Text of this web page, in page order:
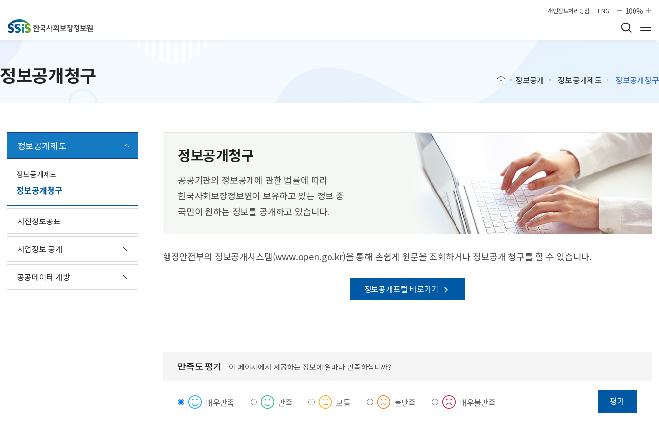
개인정보처리방침 ENG 100%
정보공개청구 정보공개 정보공개제도 정보공개청구
정보공개제도
정보공개제도
정보공개청구
사전정보공표
사업정보 공개
공공데이터 개방
정보공개청구
공공기관의 정보공개에 관한 법률에 따라
한국사회보장정보원이 보유하고 있는 정보 중
국민이 원하는 정보를 공개하고 있습니다.
행정안전부의 정보공개시스템(www.open.go.kr)을 통해 손쉽게 원문을 조회하거나 정보공개 청구를 할 수 있습니다.
정보공개포털 바로가기
만족도 평가 이 페이지에서 제공하는 정보에 얼마나 만족하십니까?
매우만족 만족 보통 불만족 매우불만족 평가